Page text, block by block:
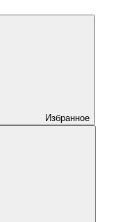
Избранное